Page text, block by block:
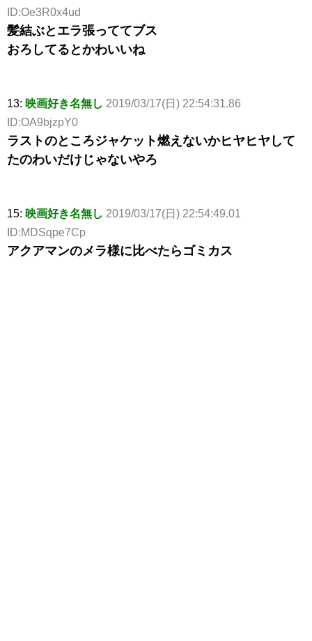
ID:Oe3R0x4ud
髪結ぶとエラ張っててブス
おろしてるとかわいいね
13: 映画好き名無し 2019/03/17(日) 22:54:31.86
ID:OA9bjzpY0
ラストのところジャケット燃えないかヒヤヒヤして
たのわいだけじゃないやろ
15: 映画好き名無し 2019/03/17(日) 22:54:49.01
ID:MDSqpe7Cp
アクアマンのメラ様に比べたらゴミカス